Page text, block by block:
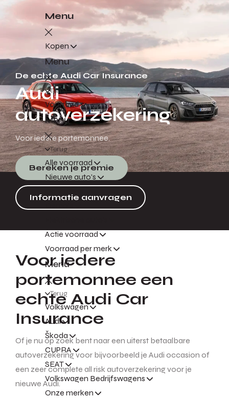
Menu
Kopen
Menu
Terug
Voorraad
Menu
Terug
Alle voorraad
Nieuwe auto's
Actie voorraad
Voorraad per merk
Menu
Terug
Volkswagen
Audi
Škoda
CUPRA
SEAT
Volkswagen Bedrijfswagens
Onze merken
De echte Audi Car Insurance
Audi
autoverzekering
Voor iedere portemonnee.
Bereken je premie
Informatie aanvragen
Voor iedere
portemonnee een
echte Audi Car
Insurance
Of je nu op zoek bent naar een uiterst betaalbare
autoverzekering voor bijvoorbeeld je Audi occasion of
een zeer complete all risk autoverzekering voor je
nieuwe Audi.